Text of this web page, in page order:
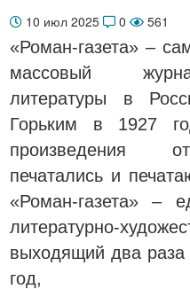
10 июл 2025 0 561
«Роман-газета» –
массовый
литературы в
Горьким в 1927
произведения
печатались и
«Роман-газета» –
литературно-
выходящий два
год,